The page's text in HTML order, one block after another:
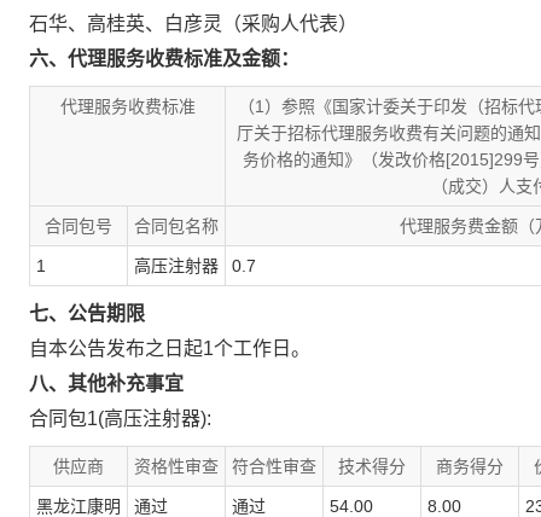
石华、 高桂英、
白彦灵（采购人代表）
六、代理服务收费标准及金额：
代理服务收费标准
（1）参照《国家计委关于印发（招标
厅关于招标代理服务收费有关问题的通
务价格的通知》（发改价格[2015]299
（成交）人
合同包号 合同包名称 代理服务费金额（
1 高压注射器 0.7
七、公告期限
自本公告发布之日起1个工作日。
八、其他补充事宜
合同包1(高压注射器):
供应商 资格性审查 符合性审查 技术得分 商务得分
黑龙江康明
通过 通过 54.00 8.00